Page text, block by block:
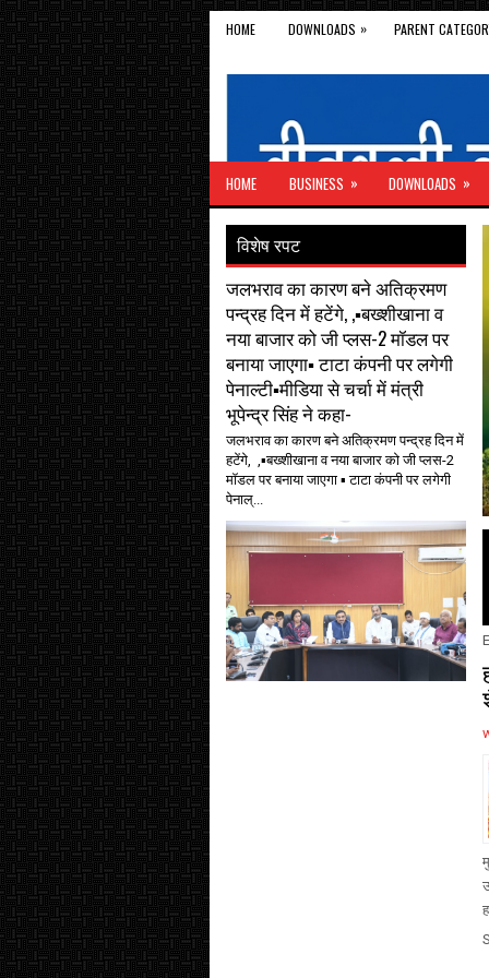
HOME DOWNLOADS » PARENT
HOME BUSINESS » DOWNLOADS »
विशेष रपट
जलभराव का कारण बने अतिक्रमण
पन्द्रह दिन में हटेंगे, ,▪️बख्शीखाना व
नया बाजार को जी प्लस-2 मॉडल पर
बनाया जाएगा▪️ टाटा कंपनी पर लगेगी
पेनाल्टी▪️मीडिया से चर्चा में मंत्री
भूपेन्द्र सिंह ने कहा-
जलभराव का कारण बने अतिक्रमण पन्द्रह दिन में
हटेंगे, ,▪️बख्शीखाना व नया बाजार को जी प्लस-2
मॉडल पर बनाया जाएगा ▪️ टाटा कंपनी पर लगेगी
पेनाल्...